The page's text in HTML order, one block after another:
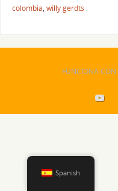
colombia, willy gerdts
FUNCIONA CON
Spanish